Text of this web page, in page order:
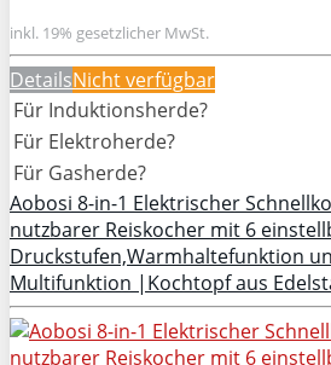
inkl. 19% gesetzlicher MwSt.
DetailsNicht verfügbar
Für Induktionsherde?
Für Elektroherde?
Für Gasherde?
Aobosi 8-in-1 Elektrischer
nutzbarer Reiskocher mit 6
Druckstufen,Warmhaltefunktion
Multifunktion |Kochtopf aus